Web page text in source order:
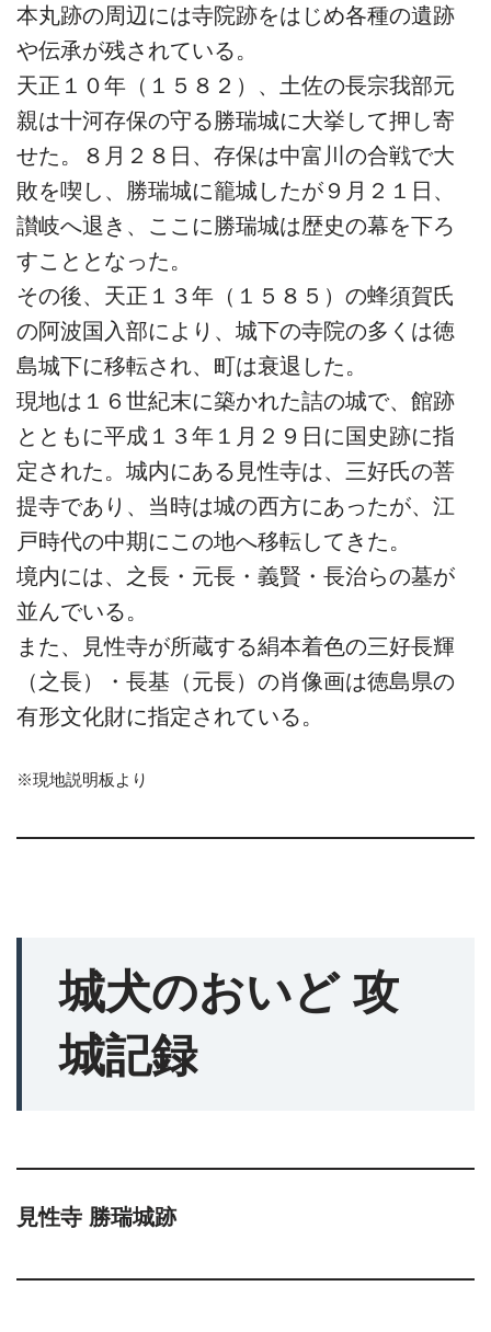
本丸跡の周辺には寺院跡をはじめ各種の遺跡
や伝承が残されている。
天正１０年（１５８２）、土佐の長宗我部元
親は十河存保の守る勝瑞城に大挙して押し寄
せた。８月２８日、存保は中富川の合戦で大
敗を喫し、勝瑞城に籠城したが９月２１日、
讃岐へ退き、ここに勝瑞城は歴史の幕を下ろ
すこととなった。
その後、天正１３年（１５８５）の蜂須賀氏
の阿波国入部により、城下の寺院の多くは徳
島城下に移転され、町は衰退した。
現地は１６世紀末に築かれた詰の城で、館跡
とともに平成１３年１月２９日に国史跡に指
定された。城内にある見性寺は、三好氏の菩
提寺であり、当時は城の西方にあったが、江
戸時代の中期にこの地へ移転してきた。
境内には、之長・元長・義賢・長治らの墓が
並んでいる。
また、見性寺が所蔵する絹本着色の三好長輝
（之長）・長基（元長）の肖像画は徳島県の
有形文化財に指定されている。
※現地説明板より
城犬のおいど 攻
城記録
見性寺 勝瑞城跡